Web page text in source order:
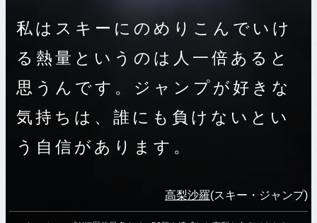
私はスキーにのめりこんでいけ
る熱量というのは人一倍あると
思うんです。ジャンプが好きな
気持ちは、誰にも負けないとい
う自信があります。
高梨沙羅(スキー・ジャンプ)